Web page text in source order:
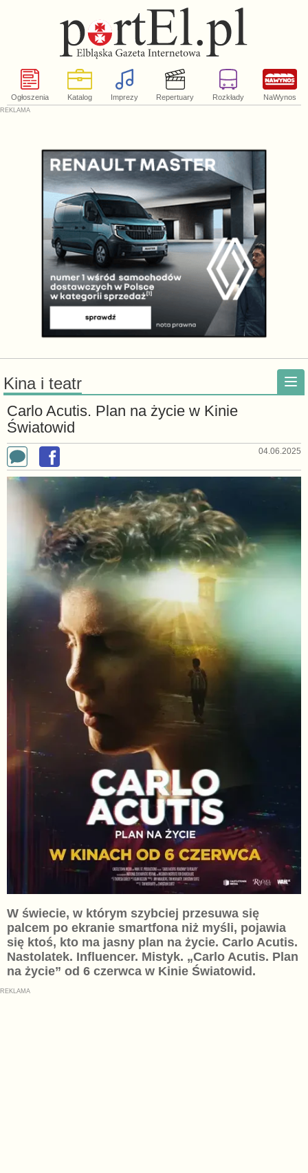
Ogłoszenia Katalog Imprezy Repertuary Rozkłady NaWynos
Kina i teatr
Carlo Acutis. Plan na życie w Kinie
Światowid
04.06.2025
W świecie, w którym szybciej przesuwa się
palcem po ekranie smartfona niż myśli, pojawia
się ktoś, kto ma jasny plan na życie. Carlo Acutis.
Nastolatek. Influencer. Mistyk. „Carlo Acutis. Plan
na życie” od 6 czerwca w Kinie Światowid.